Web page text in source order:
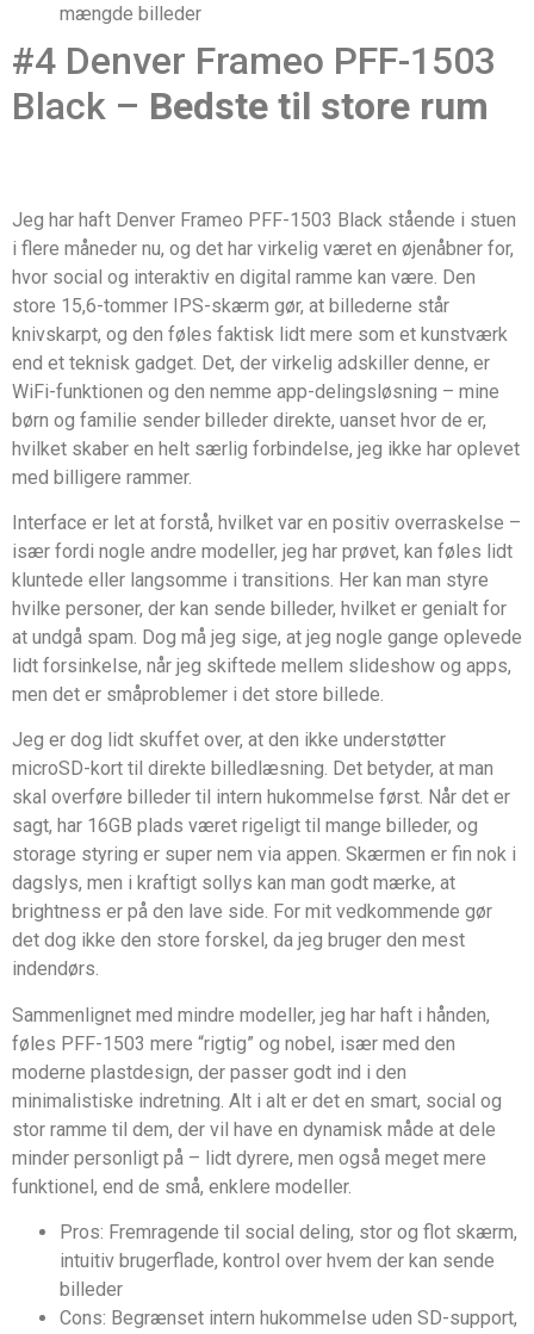
mængde billeder
#4 Denver Frameo PFF-1503
Black – Bedste til store rum
Jeg har haft Denver Frameo PFF-1503 Black stående i stuen
i flere måneder nu, og det har virkelig været en øjenåbner for,
hvor social og interaktiv en digital ramme kan være. Den
store 15,6-tommer IPS-skærm gør, at billederne står
knivskarpt, og den føles faktisk lidt mere som et kunstværk
end et teknisk gadget. Det, der virkelig adskiller denne, er
WiFi-funktionen og den nemme app-delingsløsning – mine
børn og familie sender billeder direkte, uanset hvor de er,
hvilket skaber en helt særlig forbindelse, jeg ikke har oplevet
med billigere rammer.
Interface er let at forstå, hvilket var en positiv overraskelse –
især fordi nogle andre modeller, jeg har prøvet, kan føles lidt
kluntede eller langsomme i transitions. Her kan man styre
hvilke personer, der kan sende billeder, hvilket er genialt for
at undgå spam. Dog må jeg sige, at jeg nogle gange oplevede
lidt forsinkelse, når jeg skiftede mellem slideshow og apps,
men det er småproblemer i det store billede.
Jeg er dog lidt skuffet over, at den ikke understøtter
microSD-kort til direkte billedlæsning. Det betyder, at man
skal overføre billeder til intern hukommelse først. Når det er
sagt, har 16GB plads været rigeligt til mange billeder, og
storage styring er super nem via appen. Skærmen er fin nok i
dagslys, men i kraftigt sollys kan man godt mærke, at
brightness er på den lave side. For mit vedkommende gør
det dog ikke den store forskel, da jeg bruger den mest
indendørs.
Sammenlignet med mindre modeller, jeg har haft i hånden,
føles PFF-1503 mere “rigtig” og nobel, især med den
moderne plastdesign, der passer godt ind i den
minimalistiske indretning. Alt i alt er det en smart, social og
stor ramme til dem, der vil have en dynamisk måde at dele
minder personligt på – lidt dyrere, men også meget mere
funktionel, end de små, enklere modeller.
Pros: Fremragende til social deling, stor og flot skærm,
intuitiv brugerflade, kontrol over hvem der kan sende
billeder
Cons: Begrænset intern hukommelse uden SD-support,